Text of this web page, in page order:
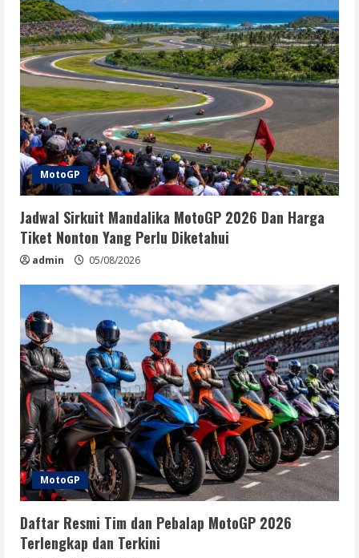
MotoGP
Jadwal Sirkuit Mandalika MotoGP 2026 Dan Harga
Tiket Nonton Yang Perlu Diketahui
admin 05/08/2026
MotoGP
Daftar Resmi Tim dan Pebalap MotoGP 2026
Terlengkap dan Terkini